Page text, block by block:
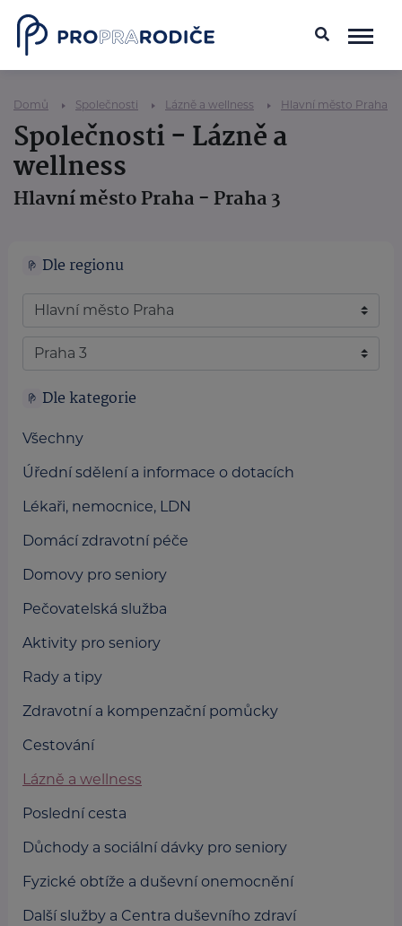
Domů Společnosti Lázně a wellness Hlavní město Praha
Společnosti - Lázně a
wellness
Hlavní město Praha - Praha 3
Dle regionu
Dle kategorie
Všechny
Úřední sdělení a informace o dotacích
Lékaři, nemocnice, LDN
Domácí zdravotní péče
Domovy pro seniory
Pečovatelská služba
Aktivity pro seniory
Rady a tipy
Zdravotní a kompenzační pomůcky
Cestování
Lázně a wellness
Poslední cesta
Důchody a sociální dávky pro seniory
Fyzické obtíže a duševní onemocnění
Další služby a Centra duševního zdraví